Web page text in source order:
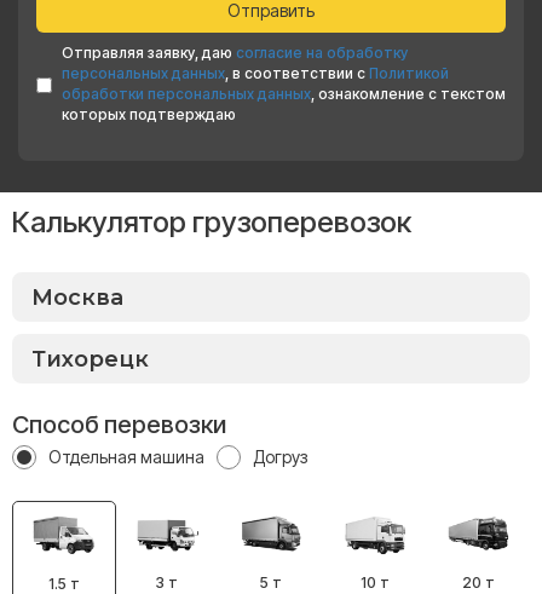
Отправляя заявку, даю согласие на обработку
персональных данных, в соответствии с Политикой
обработки персональных данных, ознакомление с текстом
которых подтверждаю
Калькулятор грузоперевозок
Способ перевозки
Отдельная машина Догруз
1.5 т 3 т 5 т 10 т 20 т